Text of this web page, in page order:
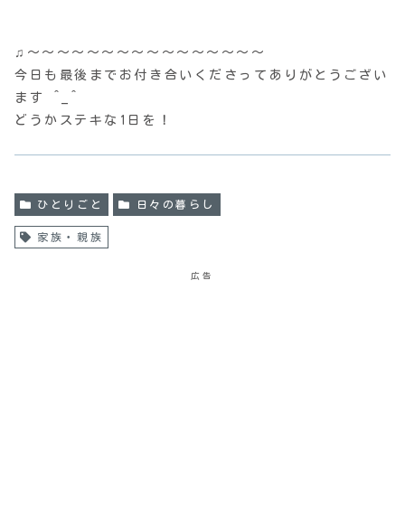
♫〜〜〜〜〜〜〜〜〜〜〜〜〜〜〜〜
今日も最後までお付き合いくださってありがとうござい
ます ^_^
どうかステキな1日を！
ひとりごと 日々の暮らし
家族・親族
広告